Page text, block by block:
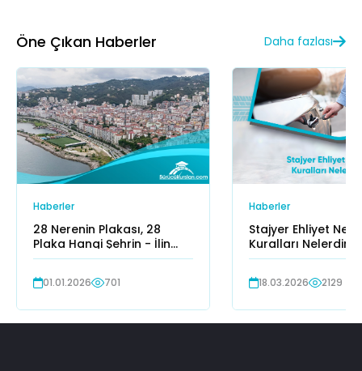
Öne Çıkan Haberler Daha fazlası
Haberler
28 Nerenin Plakası, 28
Plaka Hangi Şehrin - İlin
Plaka Kodu?
01.01.2026 701
Haberler
Stajyer Ehliyet
Kuralları Nelerdir?
18.03.2026 2129